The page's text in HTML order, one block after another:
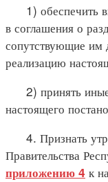
1) обеспечить
в соглашения о
сопутствующие им
реализацию
2) принять
настоящего
4. Признать
Правительства
приложению 4 к